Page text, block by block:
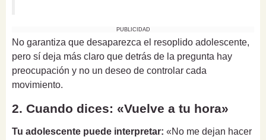
PUBLICIDAD
No garantiza que desaparezca el resoplido adolescente,
pero sí deja más claro que detrás de la pregunta hay
preocupación y no un deseo de controlar cada
movimiento.
2. Cuando dices: «Vuelve a tu hora»
Tu adolescente puede interpretar: «No me dejan hacer